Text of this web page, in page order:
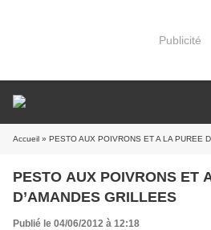
Publicité
Accueil » PESTO AUX POIVRONS ET A LA PUREE
PESTO AUX POIVRONS ET
D’AMANDES GRILLEES
Publié le 04/06/2012 à 12:18